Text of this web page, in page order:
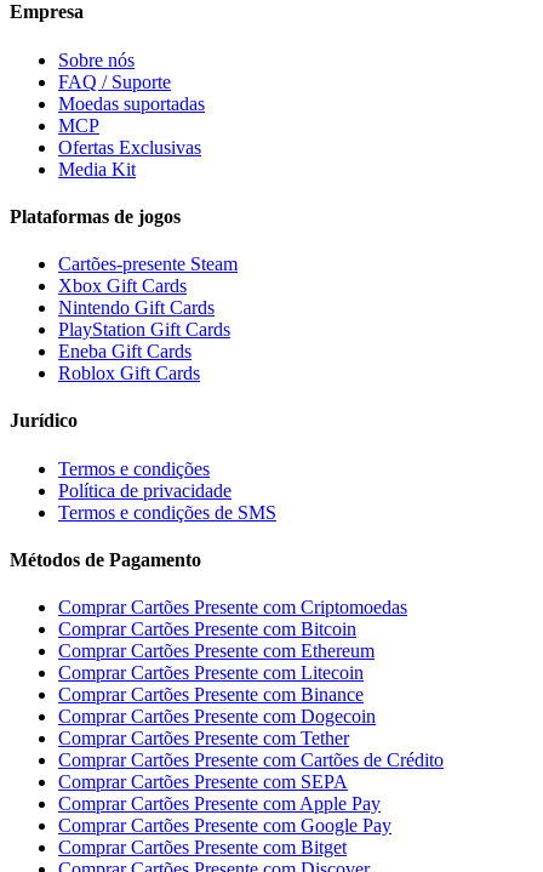
Empresa
Sobre nós
FAQ / Suporte
Moedas suportadas
MCP
Ofertas Exclusivas
Media Kit
Plataformas de jogos
Cartões-presente Steam
Xbox Gift Cards
Nintendo Gift Cards
PlayStation Gift Cards
Eneba Gift Cards
Roblox Gift Cards
Jurídico
Termos e condições
Política de privacidade
Termos e condições de SMS
Métodos de Pagamento
Comprar Cartões Presente com Criptomoedas
Comprar Cartões Presente com Bitcoin
Comprar Cartões Presente com Ethereum
Comprar Cartões Presente com Litecoin
Comprar Cartões Presente com Binance
Comprar Cartões Presente com Dogecoin
Comprar Cartões Presente com Tether
Comprar Cartões Presente com Cartões de Crédito
Comprar Cartões Presente com SEPA
Comprar Cartões Presente com Apple Pay
Comprar Cartões Presente com Google Pay
Comprar Cartões Presente com Bitget